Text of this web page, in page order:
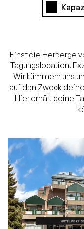
Einst die Herberge
Tagungslocation.
Wir kümmern uns
auf den Zweck
Hier erhält deine